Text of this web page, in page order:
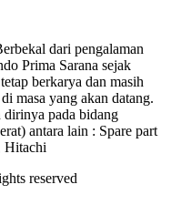
dari pengalaman
Prima Sarana sejak
berkarya dan masih
masa yang akan datang.
dirinya pada bidang
antara lain : Spare part
Hitachi
reserved